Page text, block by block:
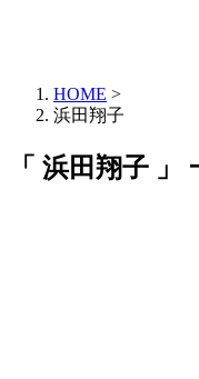
HOME >
浜田翔子
「 浜田翔子 」